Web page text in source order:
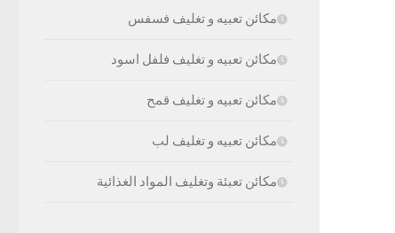
مكائن تعبيه و تغليف فسفس
مكائن تعبيه و تغليف فلفل اسود
مكائن تعبيه و تغليف قمح
مكائن تعبيه و تغليف لب
مكائن تعبئة وتغليف المواد الغذائية